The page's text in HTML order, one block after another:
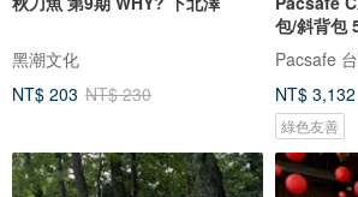
黑潮文化
NT$ 203 NT$ 230
包/斜背包
Pacsafe
NT$ 3,132
綠色友善